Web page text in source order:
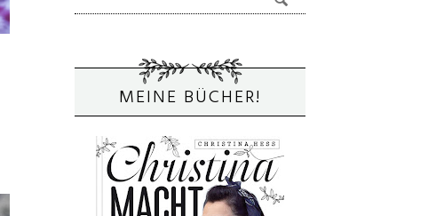
MEINE BÜCHER!